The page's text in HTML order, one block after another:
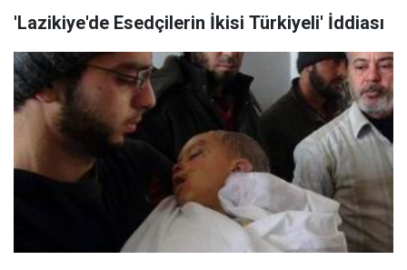
'Lazikiye'de Esedçilerin İkisi Türkiyeli' İddiası